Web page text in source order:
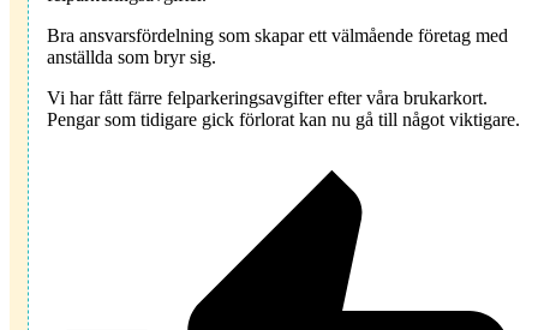
Bra ansvarsfördelning som skapar ett välmående företag med
anställda som bryr sig.
Vi har fått färre felparkeringsavgifter efter våra brukarkort.
Pengar som tidigare gick förlorat kan nu gå till något viktigare.